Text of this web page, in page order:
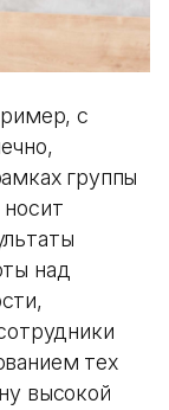
с
группы
над
тех
высокой